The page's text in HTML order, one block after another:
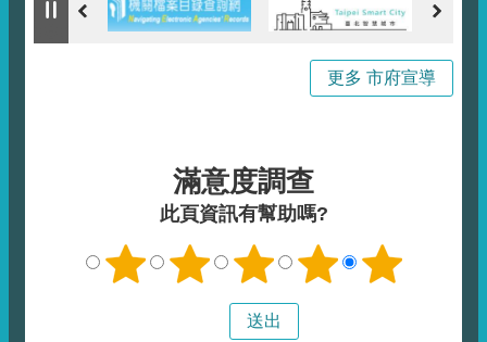
更多 市府宣導
滿意度調查
此頁資訊有幫助嗎?